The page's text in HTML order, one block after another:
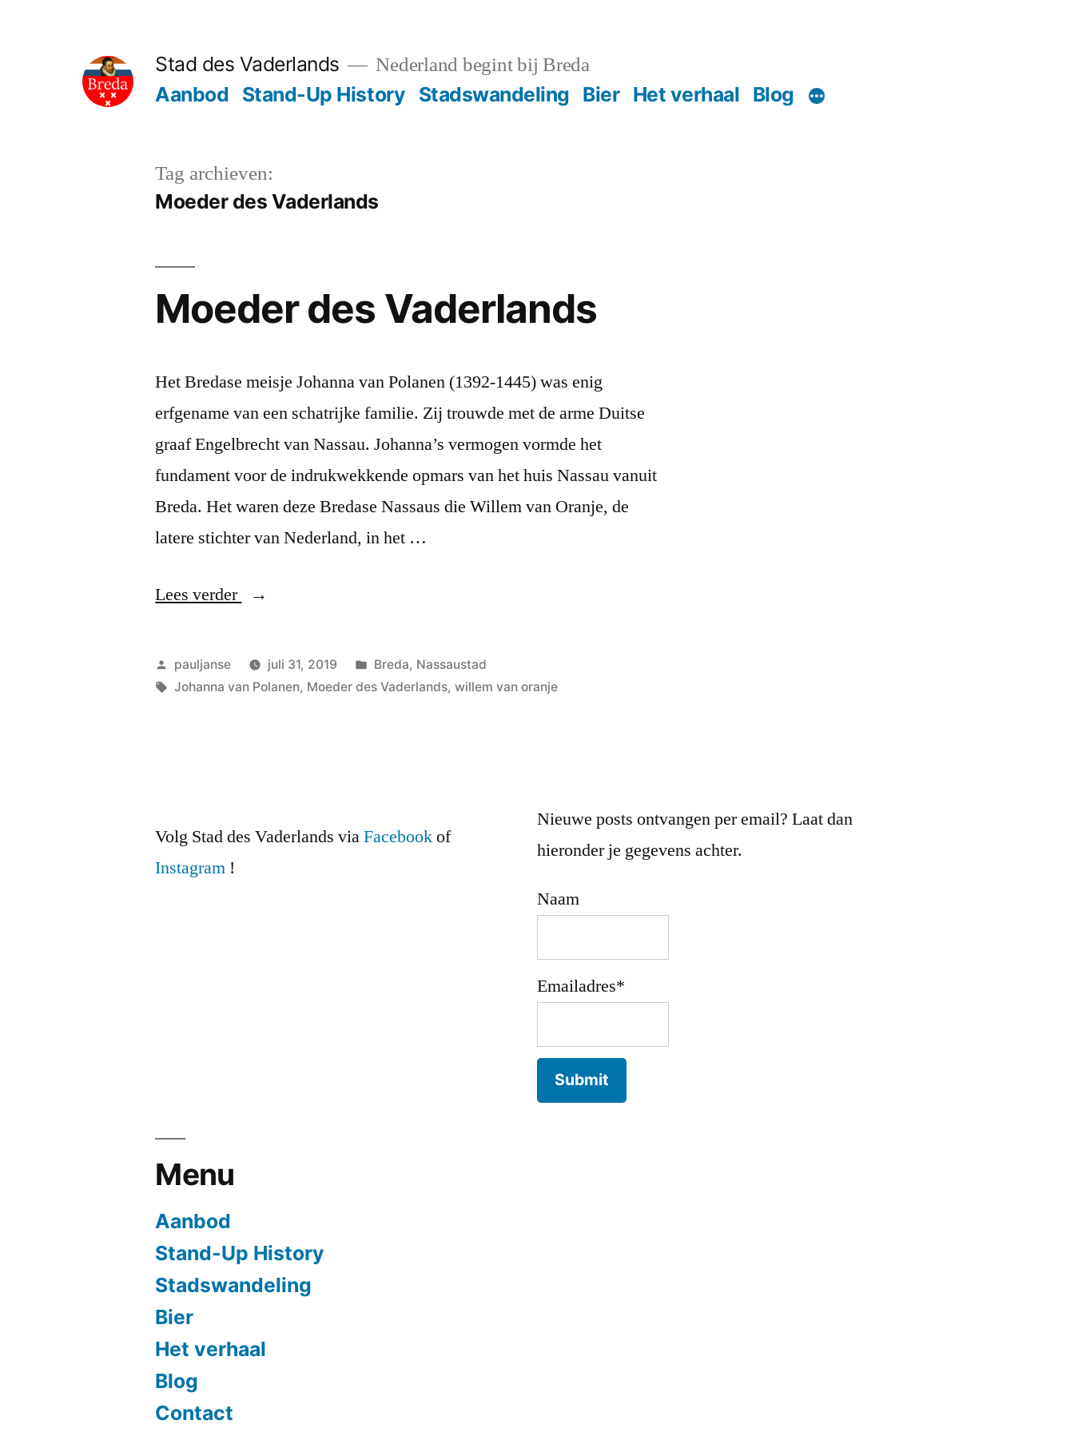
Stad des Vaderlands Nederland begint bij Breda
Aanbod Stand-Up History Stadswandeling Bier Het verhaal Blog
Tag archieven:
Moeder des Vaderlands
Moeder des Vaderlands
Het Bredase meisje Johanna van Polanen (1392-1445) was enig
erfgename van een schatrijke familie. Zij trouwde met de arme Duitse
graaf Engelbrecht van Nassau. Johanna’s vermogen vormde het
fundament voor de indrukwekkende opmars van het huis Nassau vanuit
Breda. Het waren deze Bredase Nassaus die Willem van Oranje, de
latere stichter van Nederland, in het …
Lees verder
“Moeder
Vaderlands”
Geplaatst
door
pauljanse juli 31, 2019
Geplaatst
in
Breda, Nassaustad
Tags:
Johanna van Polanen, Moeder des Vaderlands,willem van oranje
Volg Stad des Vaderlands viaFacebookof
Instagram !
Nieuwe posts ontvangen per email? Laat dan
hieronder je gegevens achter.
Naam
Emailadres*
Menu
Aanbod
Stand-Up History
Stadswandeling
Bier
Het verhaal
Blog
Contact